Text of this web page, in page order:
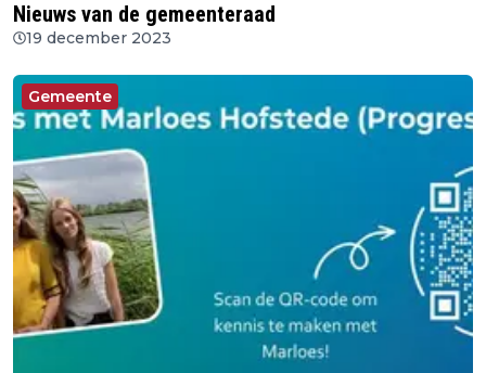
Nieuws van de gemeenteraad
19 december 2023
Gemeente